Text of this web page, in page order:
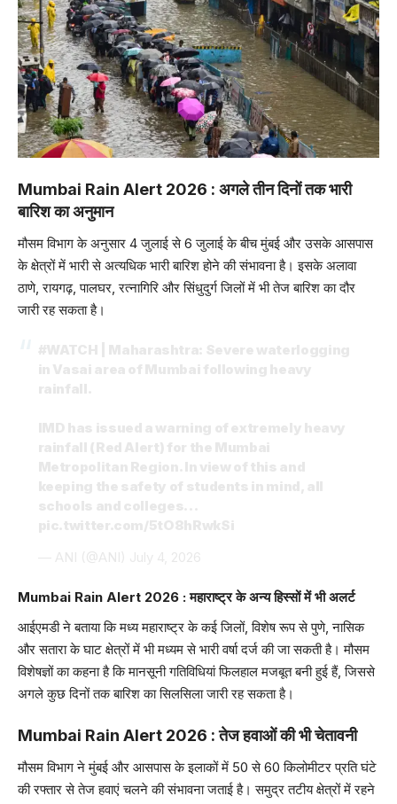
Mumbai Rain Alert 2026 : अगले तीन दिनों तक भारी
बारिश का अनुमान
मौसम विभाग के अनुसार 4 जुलाई से 6 जुलाई के बीच मुंबई और उसके आसपास
के क्षेत्रों में भारी से अत्यधिक भारी बारिश होने की संभावना है। इसके अलावा
ठाणे, रायगढ़, पालघर, रत्नागिरि और सिंधुदुर्ग जिलों में भी तेज बारिश का दौर
जारी रह सकता है।
Mumbai Rain Alert 2026 : महाराष्ट्र के अन्य हिस्सों में भी अलर्ट
आईएमडी ने बताया कि मध्य महाराष्ट्र के कई जिलों, विशेष रूप से पुणे, नासिक
और सतारा के घाट क्षेत्रों में भी मध्यम से भारी वर्षा दर्ज की जा सकती है। मौसम
विशेषज्ञों का कहना है कि मानसूनी गतिविधियां फिलहाल मजबूत बनी हुई हैं, जिससे
अगले कुछ दिनों तक बारिश का सिलसिला जारी रह सकता है।
Mumbai Rain Alert 2026 : तेज हवाओं की भी चेतावनी
मौसम विभाग ने मुंबई और आसपास के इलाकों में 50 से 60 किलोमीटर प्रति घंटे
की रफ्तार से तेज हवाएं चलने की संभावना जताई है। समुद्र तटीय क्षेत्रों में रहने